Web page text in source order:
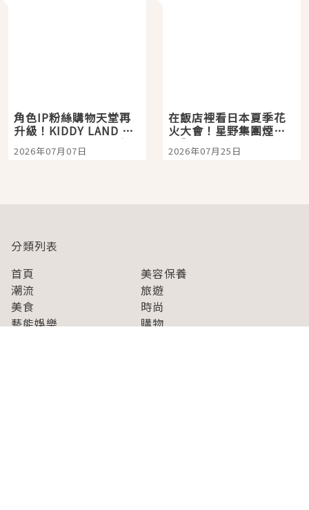
角色IP粉絲購物天堂再
升級！KIDDY LAND 原
宿店吉伊卡哇迎客，新
開幕 OMOKADO 店3分
2026年07月07日
在飯店裡看日本夏季花
火大會！星野集團煙火
景觀飯店6選，讓你不用
人擠人悠閒欣賞
2026年07月25日
分類列表
首頁
美容保養
潮流
旅遊
美食
時尚
藝能娛樂
購物